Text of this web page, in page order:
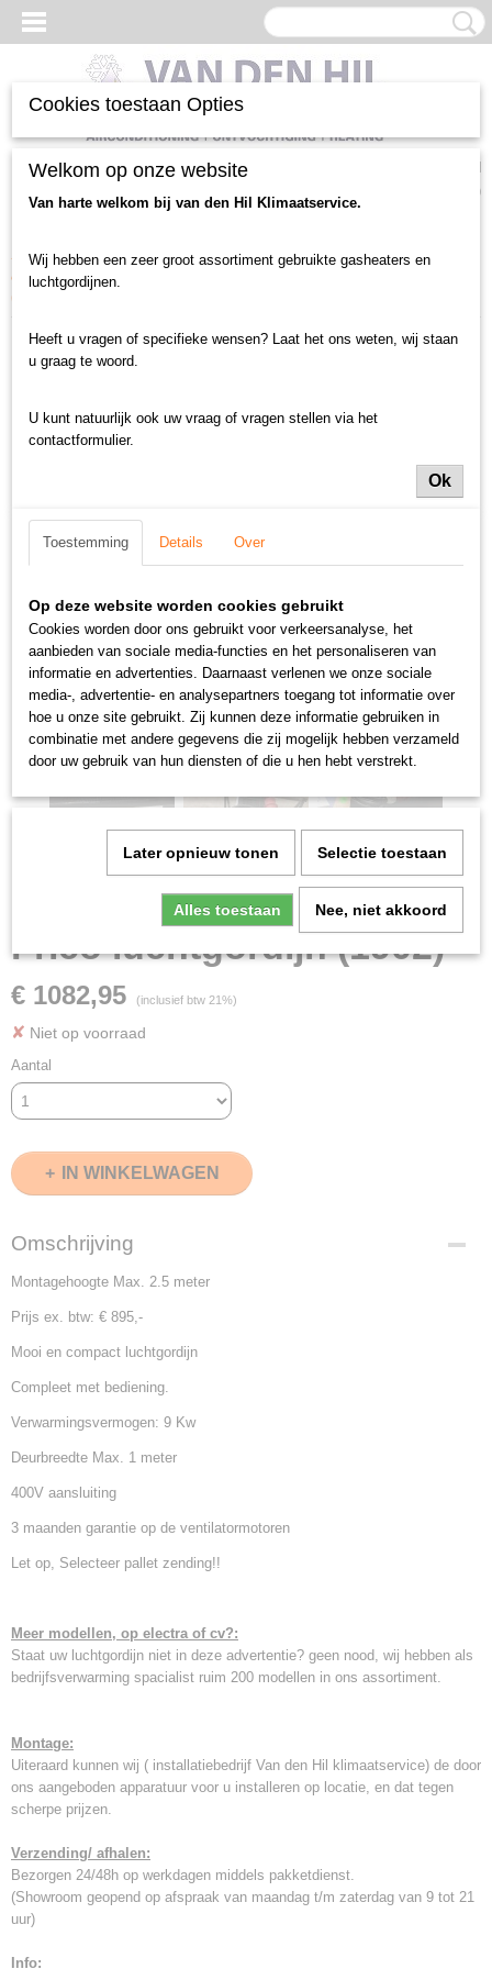
Inloggen Registreren
(0)
Home >Luchtgordijnen en toebehoren>Luchtgordijn gebruikt>
deurbreedte tot 1 meter
> Elektrisch 400V / 230V
Frico luchtgordijn
(1902)
Frico luchtgordijn (1902)
€ 1082,95 (inclusief btw 21%)
✘ Niet op voorraad
Aantal
IN WINKELWAGEN
Omschrijving
Montagehoogte Max. 2.5 meter
Prijs ex. btw: € 895,-
Mooi en compact luchtgordijn
Compleet met bediening.
Verwarmingsvermogen: 9 Kw
Deurbreedte Max. 1 meter
400V aansluiting
3 maanden garantie op de ventilatormotoren
Let op, Selecteer pallet zending!!
Meer modellen, op electra of cv?:
Staat uw luchtgordijn niet in deze advertentie? geen nood, wij hebben als
bedrijfsverwarming spacialist ruim 200 modellen in ons assortiment.
Montage:
Uiteraard kunnen wij ( installatiebedrijf Van den Hil klimaatservice) de door
ons aangeboden apparatuur voor u installeren op locatie, en dat tegen
scherpe prijzen.
Verzending/ afhalen:
Bezorgen 24/48h op werkdagen middels pakketdienst.
(Showroom geopend op afspraak van maandag t/m zaterdag van 9 tot 21
uur)
Info:
Cookies toestaan Opties
Welkom op onze website
Van harte welkom bij van den Hil Klimaatservice.
Wij hebben een zeer groot assortiment gebruikte gasheaters en
luchtgordijnen.
Heeft u vragen of specifieke wensen? Laat het ons weten, wij staan
u graag te woord.
U kunt natuurlijk ook uw vraag of vragen stellen via het
contactformulier.
Ok
Toestemming Details Over
Op deze website worden cookies gebruikt
Cookies worden door ons gebruikt voor verkeersanalyse, het
aanbieden van sociale media-functies en het personaliseren van
informatie en advertenties. Daarnaast verlenen we onze sociale
media-, advertentie- en analysepartners toegang tot informatie over
hoe u onze site gebruikt. Zij kunnen deze informatie gebruiken in
combinatie met andere gegevens die zij mogelijk hebben verzameld
door uw gebruik van hun diensten of die u hen hebt verstrekt.
Later opnieuw tonen Selectie toestaan
Alles toestaan Nee, niet akkoord